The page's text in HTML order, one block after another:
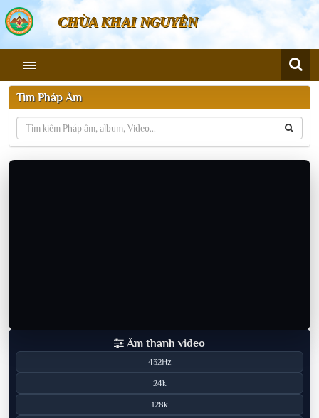
CHÙA KHAI NGUYÊN
Tìm Pháp Âm
Âm thanh video
432Hz
24k
128k